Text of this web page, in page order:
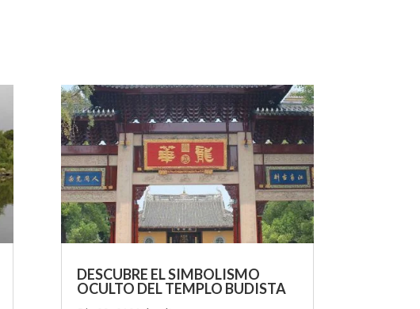
DESCUBRE EL SIMBOLISMO
OCULTO DEL TEMPLO BUDISTA